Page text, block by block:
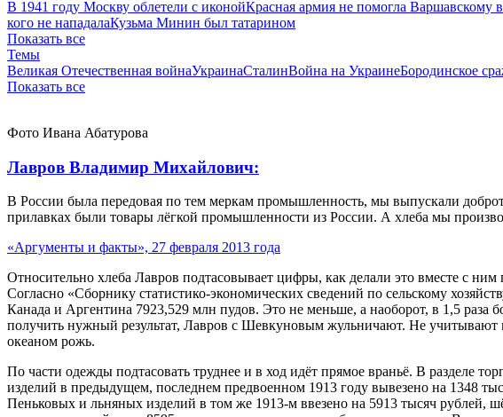
В 1941 году Москву облетели с иконойКрасная армия не помогла Варшавскому
кого не нападалаКузьма Минин был татарином
Показать все
Темы
Великая Отечественная войнаУкраинаСталинВойна на УкраинеБородинское
Показать все
Фото Ивана Абатурова
Лавров Владимир Михайлович:
В России была передовая по тем меркам промышленность, мы выпускали
прилавках были товары лёгкой промышленности из России. А хлеба мы
«Аргументы и факты», 27 февраля 2013 года
Относительно хлеба Лавров подтасовывает цифры, как делали это вместе с
Согласно «Сборнику статистико-экономических сведений по сельскому
Канада и Аргентина 7923,529 млн пудов. Это не меньше, а наоборот, в 1,5
получить нужный результат, Лавров с Шевкуновым жульничают. Не учитывают
океаном рожь.
По части одежды подтасовать труднее и в ход идёт прямое враньё. В разделе
изделий в предыдущем, последнем предвоенном 1913 году вывезено на 1348
Пеньковых и льняных изделий в том же 1913-м ввезено на 5913 тысяч